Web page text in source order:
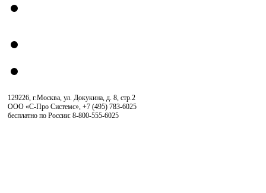
129226, г.Москва, ул. Докукина, д. 8, стр.2
ООО «С-Про Системс», +7 (495) 783-6025
бесплатно по России: 8-800-555-6025